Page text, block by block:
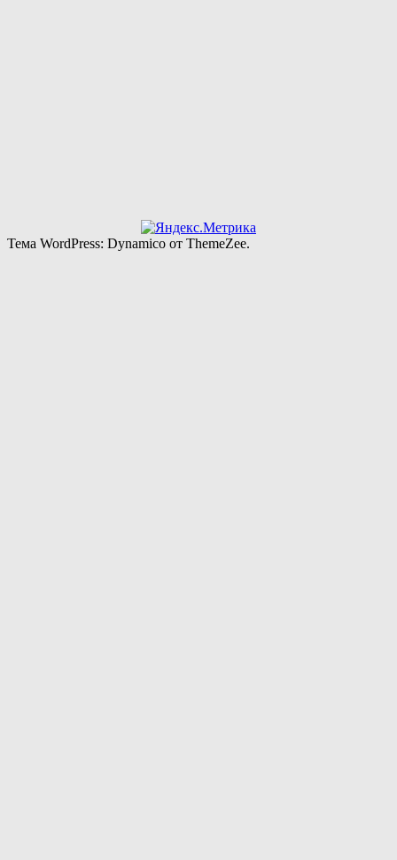
Тема WordPress: Dynamico от ThemeZee.